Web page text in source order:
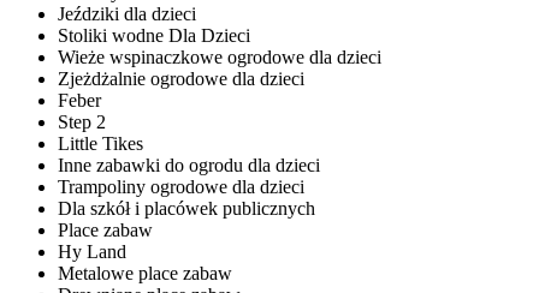
Jeździki dla dzieci
Stoliki wodne Dla Dzieci
Wieże wspinaczkowe ogrodowe dla dzieci
Zjeżdżalnie ogrodowe dla dzieci
Feber
Step 2
Little Tikes
Inne zabawki do ogrodu dla dzieci
Trampoliny ogrodowe dla dzieci
Dla szkół i placówek publicznych
Place zabaw
Hy Land
Metalowe place zabaw